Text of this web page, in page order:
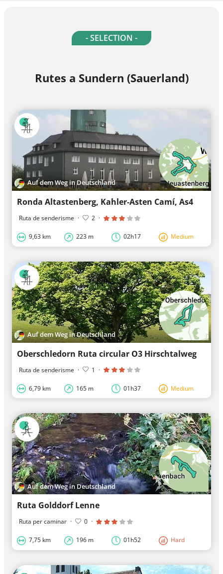
- SELECTION -
Rutes a Sundern (Sauerland)
Auf dem Weg in Deutschland
Ronda Altastenberg, Kahler-Asten Camí, As4
Ruta de senderisme · 2 ·
9,63 km 223 m 02h17 Medium
Auf dem Weg in Deutschland
Oberschledorn Ruta circular O3 Hirschtalweg
Ruta de senderisme · 1 ·
6,79 km 165 m 01h37 Medium
Auf dem Weg in Deutschland
Ruta Golddorf Lenne
Ruta per caminar · 0 ·
7,75 km 196 m 01h52 Hard